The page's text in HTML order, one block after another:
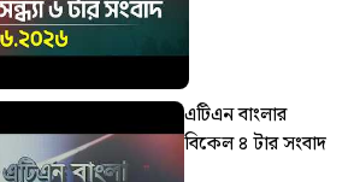
এটিএন বাংলার
বিকেল ৪ টার সংবাদ